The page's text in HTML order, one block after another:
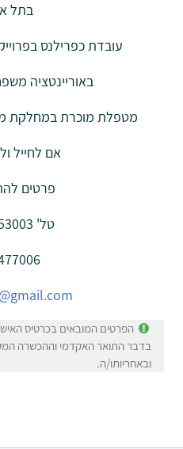
בתל
עובדת כפרילנס
באוריינטציה
מטפלת מוכרת במחלקת
אם לחייל
פרטים
טל' 052-8653003
הפרטים המובאים בכרטיס
בדבר התואר האקדמי וההכשרה
ובאחריותו/ה.